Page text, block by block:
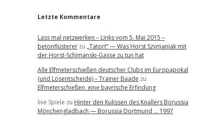
Letzte Kommentare
Lass mal netzwerken – Links vom 5. Mai 2015 –
betonflüstererzu „Tatort“ — Was Horst Szymaniak mit
der Horst-Schimanski-Gasse zu tun hat
Alle Elfmeterschießen deutscher Clubs im Europapokal
(und Losentscheide) – Trainer Baade zu
Elfmeterschießen, eine bayrische Erfindung
live Spiele zu Hinter den Kulissen des Knallers Borussia
Mönchengladbach — Borussia Dortmund … 1997